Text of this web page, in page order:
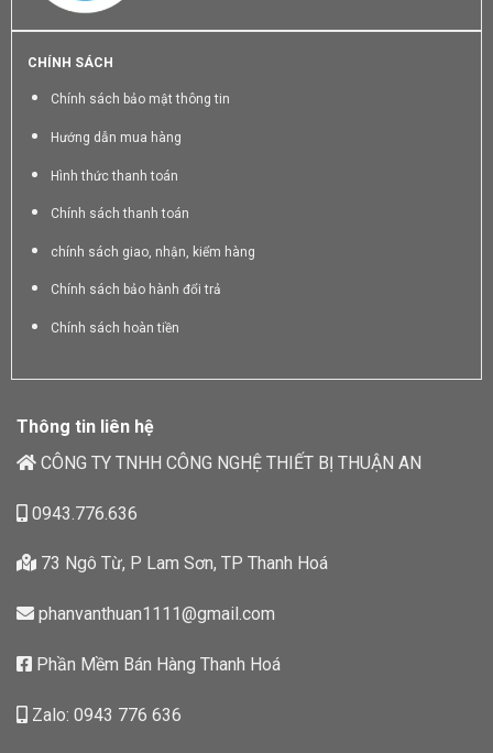
CHÍNH SÁCH
Chính sách bảo mật thông tin
Hướng dẫn mua hàng
Hình thức thanh toán
Chính sách thanh toán
chính sách giao, nhận, kiểm hàng
Chính sách bảo hành đổi trả
Chính sách hoàn tiền
Thông tin liên hệ
CÔNG TY TNHH CÔNG NGHỆ THIẾT BỊ THUẬN AN
0943.776.636
73 Ngô Từ, P Lam Sơn, TP Thanh Hoá
phanvanthuan1111@gmail.com
Phần Mềm Bán Hàng Thanh Hoá
Zalo: 0943 776 636